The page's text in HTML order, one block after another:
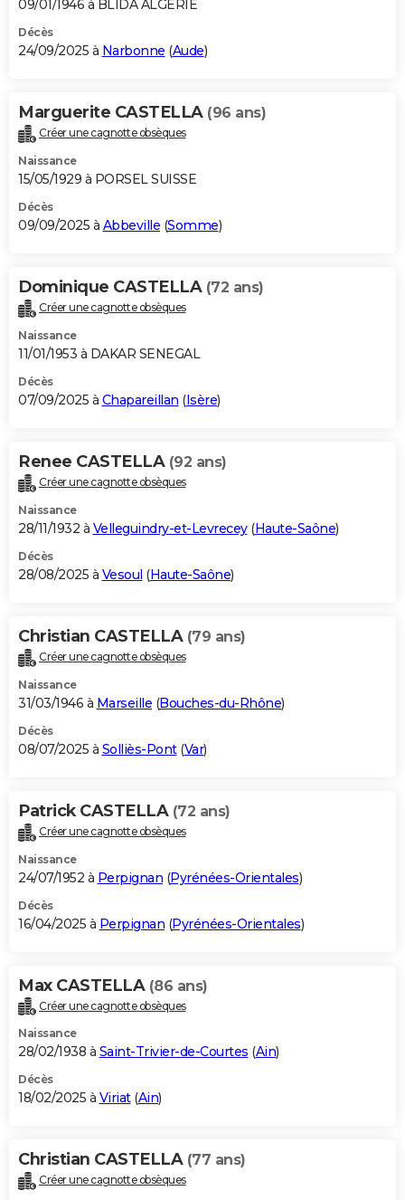
09/01/1946 à BLIDA ALGERIE
Décès
24/09/2025 à Narbonne (Aude)
Marguerite CASTELLA (96 ans)
Créer une cagnotte obsèques
Naissance
15/05/1929 à PORSEL SUISSE
Décès
09/09/2025 à Abbeville (Somme)
Dominique CASTELLA (72 ans)
Créer une cagnotte obsèques
Naissance
11/01/1953 à DAKAR SENEGAL
Décès
07/09/2025 à Chapareillan (Isère)
Renee CASTELLA (92 ans)
Créer une cagnotte obsèques
Naissance
28/11/1932 à Velleguindry-et-Levrecey(Haute-Saône)
Décès
28/08/2025 à Vesoul (Haute-Saône)
Christian CASTELLA (79 ans)
Créer une cagnotte obsèques
Naissance
31/03/1946 à Marseille (Bouches-du-Rhône)
Décès
08/07/2025 à Solliès-Pont(Var)
Patrick CASTELLA (72 ans)
Créer une cagnotte obsèques
Naissance
24/07/1952 à Perpignan (Pyrénées-Orientales)
Décès
16/04/2025 à Perpignan (Pyrénées-Orientales)
Max CASTELLA (86 ans)
Créer une cagnotte obsèques
Naissance
28/02/1938 à Saint-Trivier-de-Courtes (Ain)
Décès
18/02/2025 à Viriat(Ain)
Christian CASTELLA (77 ans)
Créer une cagnotte obsèques